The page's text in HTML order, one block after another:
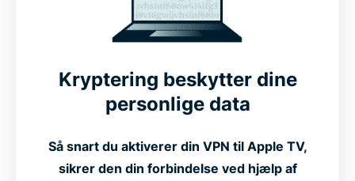
Se, hvordan ExpressVPN fungerer på Apple TV
Kompatibel med alle Apple TV-generationer
Det siger folk om ExpressVPN
Kryptering beskytter dine
personlige data
Så snart du aktiverer din VPN til Apple TV,
sikrer den din forbindelse ved hjælp af